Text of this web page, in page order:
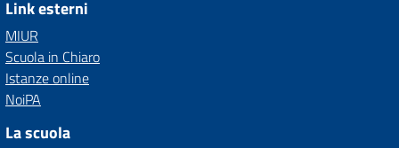
Link esterni
MIUR
Scuola in Chiaro
Istanze online
NoiPA
La scuola